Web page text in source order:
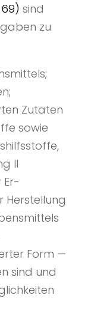
sind
zu
Zutaten
sowie
II
Er­
Herstellung
Form —
sind und